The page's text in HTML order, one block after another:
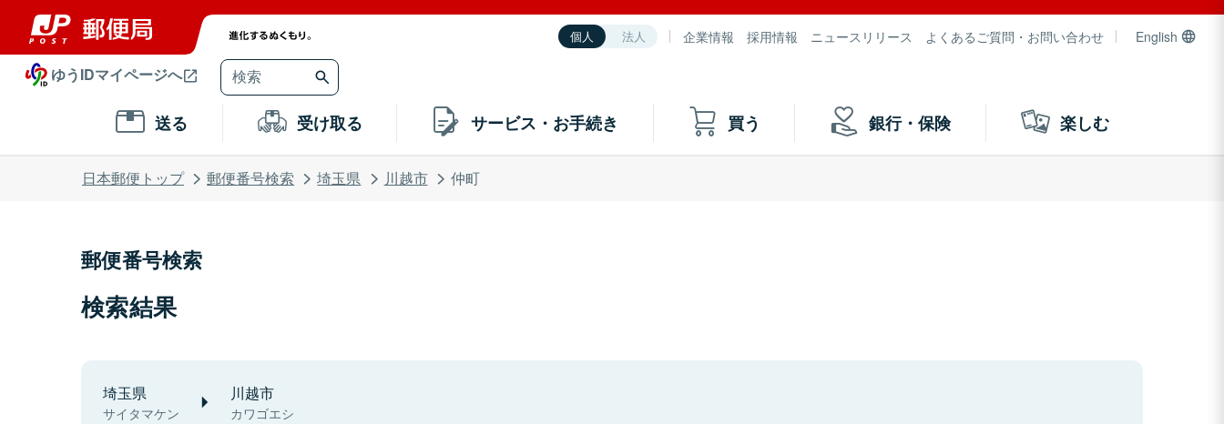
個人 法人 企業情報 採用情報 ニュースリリース よくあるご質問・お問い合わせ English
ゆうIDマイページへ
送る 受け取る サービス・お手続き 買う 銀行・保険 楽しむ
日本郵便トップ 郵便番号検索 埼玉県 川越市 仲町
郵便番号検索
検索結果
埼玉県
サイタマケン
川越市
カワゴエシ